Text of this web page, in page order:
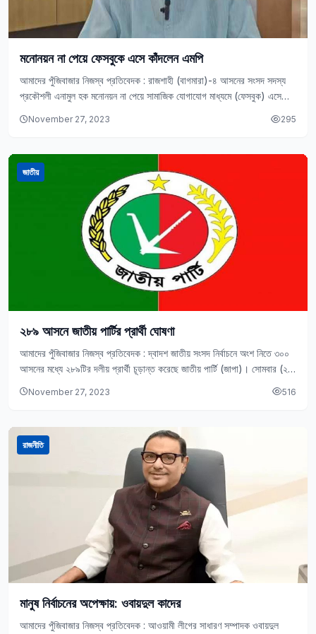
মনোনয়ন না পেয়ে ফেসবুকে এসে কাঁদলেন এমপি
আমাদের পুঁজিবাজার নিজস্ব প্রতিবেদক : রাজশাহী (বাগমারা)-৪ আসনের সংসদ সদস্য
প্রকৌশলী এনামুল হক মনোনয়ন না পেয়ে সামাজিক যোগাযোগ মাধ্যমে (ফেসবুক) এসে
November 27, 2023 295
জাতীয়
২৮৯ আসনে জাতীয় পার্টির প্রার্থী ঘোষণা
আমাদের পুঁজিবাজার নিজস্ব প্রতিবেদক : দ্বাদশ জাতীয় সংসদ নির্বাচনে অংশ নিতে ৩০০
আসনের মধ্যে ২৮৯টির দলীয় প্রার্থী চূড়ান্ত করেছে জাতীয় পার্টি (জাপা)। সোমবার (২৭
November 27, 2023 516
রাজনীতি
মানুষ নির্বাচনের অপেক্ষায়: ওবায়দুল কাদের
আমাদের পুঁজিবাজার নিজস্ব প্রতিবেদক : আওয়ামী লীগের সাধারণ সম্পাদক ওবায়দুল